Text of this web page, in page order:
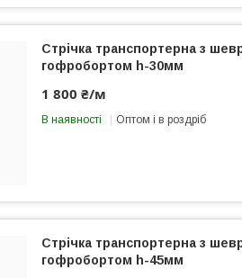
Стрічка транспортерна з
гофробортом h-30мм
1 800 ₴/м
В наявності Оптом і в роздріб
Стрічка транспортерна з
гофробортом h-45мм